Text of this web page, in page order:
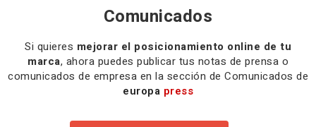
Comunicados
Si quieres mejorar el posicionamiento online de tu
marca, ahora puedes publicar tus notas de prensa o
comunicados de empresa en la sección de Comunicados de
europa press